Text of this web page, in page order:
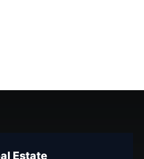
Estate